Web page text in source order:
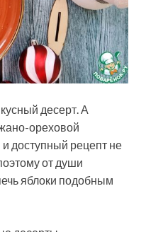
десерт. А
ореховой
доступный рецепт не
от души
яблоки подобным